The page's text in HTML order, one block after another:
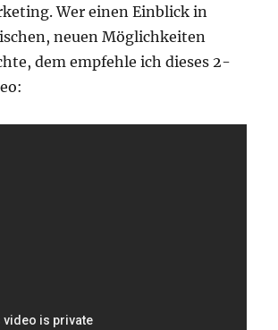
Wer einen Einblick in
neuen Möglichkeiten
dem empfehle ich dieses 2-